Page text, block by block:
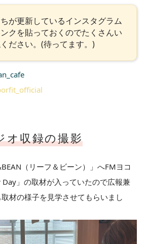
が更新しているインスタグラム
クを貼っておくのでたくさんい
ださい。(待ってます。)
収録の撮影
（リーフ＆ビーン）」へFMヨコ
」の取材が入っていたので広報兼
材の様子を見学させてもらいまし